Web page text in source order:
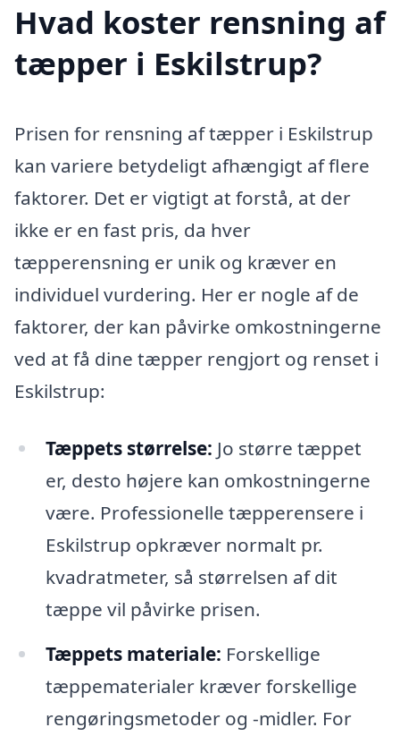
Hvad koster rensning af
tæpper i Eskilstrup?
Prisen for rensning af tæpper i Eskilstrup
kan variere betydeligt afhængigt af flere
faktorer. Det er vigtigt at forstå, at der
ikke er en fast pris, da hver
tæpperensning er unik og kræver en
individuel vurdering. Her er nogle af de
faktorer, der kan påvirke omkostningerne
ved at få dine tæpper rengjort og renset i
Eskilstrup:
Tæppets størrelse: Jo større tæppet
er, desto højere kan omkostningerne
være. Professionelle tæpperensere i
Eskilstrup opkræver normalt pr.
kvadratmeter, så størrelsen af dit
tæppe vil påvirke prisen.
Tæppets materiale: Forskellige
tæppematerialer kræver forskellige
rengøringsmetoder og -midler. For